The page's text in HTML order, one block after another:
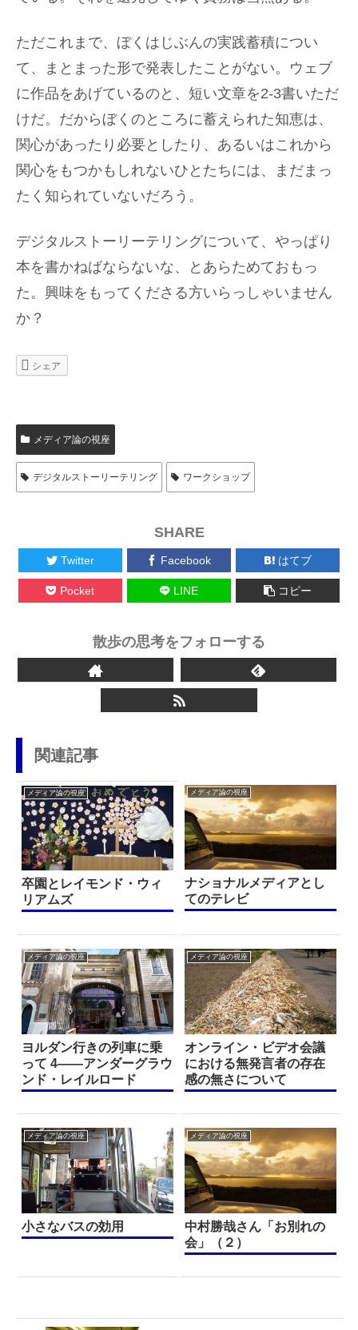
ただこれまで、ぼくはじぶんの実践蓄積につい
て、まとまった形で発表したことがない。ウェブ
に作品をあげているのと、短い文章を2-3書いただ
けだ。だからぼくのところに蓄えられた知恵は、
関心があったり必要としたり、あるいはこれから
関心をもつかもしれないひとたちには、まだまっ
たく知られていないだろう。
デジタルストーリーテリングについて、やっぱり
本を書かねばならないな、とあらためておもっ
た。興味をもってくださる方いらっしゃいません
か？
シェア
メディア論の視座
デジタルストーリーテリング ワークショップ
SHARE
Twitter Facebook はてブ
Pocket LINE コピー
散歩の思考をフォローする
関連記事
メディア論の視座
卒園とレイモンド・ウィ
リアムズ
メディア論の視座
ナショナルメディアとし
てのテレビ
メディア論の視座
ヨルダン行きの列車に乗
って 4——アンダーグラウ
ンド・レイルロード
メディア論の視座
オンライン・ビデオ会議
における無発言者の存在
感の無さについて
メディア論の視座
小さなバスの効用
メディア論の視座
中村勝哉さん「お別れの
会」（２）